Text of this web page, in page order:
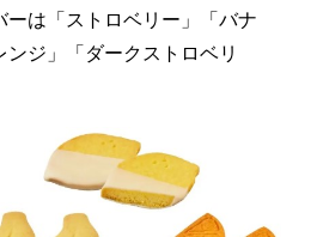
は「ストロベリー」「バナ
ジ」「ダークストロベリ